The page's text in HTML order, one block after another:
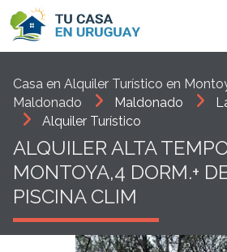
Casa en Alquiler Turístico en
Maldonado
Maldonado
Alquiler Turístico
ALQUILER ALTA
MONTOYA,4 DORM.+
PISCINA CLIM